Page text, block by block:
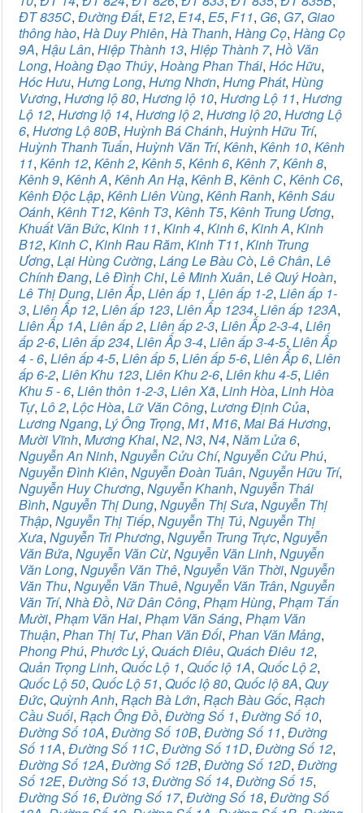
ĐT 835C, Đường Đất, E12, E14, E5, F11, G6, G7, Giao
thông hào, Hà Duy Phiên, Hà Thanh, Hàng Cọ, Hàng Cọ
9A, Hậu Lân, Hiệp Thành 13, Hiệp Thành 7, Hồ Văn
Long, Hoàng Đạo Thúy, Hoàng Phan Thái, Hóc Hữu,
Hóc Hưu, Hưng Long, Hưng Nhơn, Hưng Phát, Hùng
Vương, Hương lộ 80, Hương lộ 10, Hương Lộ 11, Hương
Lộ 12, Hương lộ 14, Hương lộ 2, Hương lộ 20, Hương Lộ
6, Hương Lộ 80B, Huỳnh Bá Chánh, Huỳnh Hữu Trí,
Huỳnh Thanh Tuấn, Huỳnh Văn Trí, Kênh, Kênh 10, Kênh
11, Kênh 12, Kênh 2, Kênh 5, Kênh 6, Kênh 7, Kênh 8,
Kênh 9, Kênh A, Kênh An Hạ, Kênh B, Kênh C, Kênh C6,
Kênh Độc Lập, Kênh Liên Vùng, Kênh Ranh, Kênh Sáu
Oánh, Kênh T12, Kênh T3, Kênh T5, Kênh Trung Ương,
Khuất Văn Bức, Kinh 11, Kinh 4, Kinh 6, Kinh A, Kinh
B12, Kinh C, Kinh Rau Răm, Kinh T11, Kinh Trung
Ương, Lại Hùng Cường, Láng Le Bàu Cò, Lê Chân, Lê
Chính Đang, Lê Đình Chi, Lê Minh Xuân, Lê Quý Hoàn,
Lê Thị Dung, Liên Ấp, Liên ấp 1, Liên ấp 1-2, Liên ấp 1-
3, Liên Ấp 12, Liên ấp 123, Liên Ấp 1234, Liên ấp 123A,
Liên Ấp 1A, Liên ấp 2, Liên ấp 2-3, Liên Ấp 2-3-4, Liên
ấp 2-6, Liên ấp 234, Liên Ấp 3-4, Liên ấp 3-4-5, Liên Ấp
4 - 6, Liên ấp 4-5, Liên ấp 5, Liên ấp 5-6, Liên Ấp 6, Liên
ấp 6-2, Liên Khu 123, Liên Khu 2-6, Liên khu 4-5, Liên
Khu 5 - 6, Liên thôn 1-2-3, Liên Xã, Linh Hòa, Linh Hòa
Tự, Lô 2, Lộc Hòa, Lữ Văn Công, Lương Định Của,
Lương Ngang, Lý Ông Trọng, M1, M16, Mai Bá Hương,
Mười Vĩnh, Mương Khai, N2, N3, N4, Năm Lửa 6,
Nguyễn An Ninh, Nguyễn Cửu Chí, Nguyễn Cửu Phú,
Nguyễn Đình Kiên, Nguyễn Đoàn Tuân, Nguyễn Hữu Trí,
Nguyễn Huy Chương, Nguyễn Khanh, Nguyễn Thái
Bình, Nguyễn Thị Dung, Nguyễn Thị Sưa, Nguyễn Thị
Thập, Nguyễn Thị Tiếp, Nguyễn Thị Tú, Nguyễn Thị
Xưa, Nguyễn Tri Phương, Nguyễn Trung Trực, Nguyễn
Văn Bứa, Nguyễn Văn Cừ, Nguyễn Văn Linh, Nguyễn
Văn Long, Nguyễn Văn Thê, Nguyễn Văn Thời, Nguyễn
Văn Thu, Nguyễn Văn Thuê, Nguyễn Văn Trân, Nguyễn
Văn Trí, Nhà Đồ, Nữ Dân Công, Phạm Hùng, Phạm Tấn
Mười, Phạm Văn Hai, Phạm Văn Sáng, Phạm Văn
Thuận, Phan Thị Tư, Phan Văn Đối, Phan Văn Mảng,
Phong Phú, Phước Lý, Quách Điêu, Quách Điêu 12,
Quản Trọng Linh, Quốc Lộ 1, Quốc lộ 1A, Quốc Lộ 2,
Quốc Lộ 50, Quốc Lộ 51, Quốc lộ 80, Quốc lộ 8A, Quy
Đức, Quỳnh Anh, Rạch Bà Lớn, Rạch Bàu Gốc, Rạch
Cầu Suối, Rạch Ông Đồ, Đường Số 1, Đường Số 10,
Đường Số 10A, Đường Số 10B, Đường Số 11, Đường
Số 11A, Đường Số 11C, Đường Số 11D, Đường Số 12,
Đường Số 12A, Đường Số 12B, Đường Số 12D, Đường
Số 12E, Đường Số 13, Đường Số 14, Đường Số 15,
Đường Số 16, Đường Số 17, Đường Số 18, Đường Số